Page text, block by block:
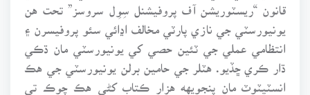
قانون “ريسٽوريشن آف پروفيشنل سِوِل سروسز” تحت هن
يونيورسٽي جي نازي پارٽي مخالف اڍائي سئو پروفيسرن ۽
انتظامي عملي جي ٽئين حصي کي يونيورسٽي مان ڌڪي
ڌار ڪري ڇڏيو. هٽلر جي حامين برلن يونيورسٽي جي هڪ
انسٽيٽوٽ مان پنجويهه هزار ڪتاب کڻي هڪ چوڪ تي